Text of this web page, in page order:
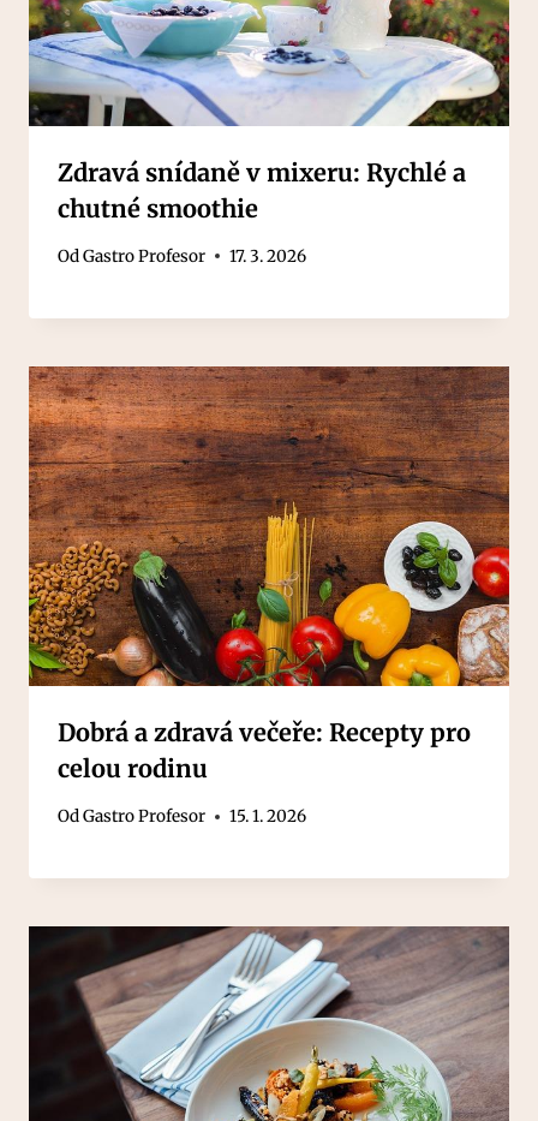
Zdravá snídaně v mixeru: Rychlé a
chutné smoothie
OdGastro Profesor 17. 3. 2026
Dobrá a zdravá večeře: Recepty pro
celou rodinu
OdGastro Profesor 15. 1. 2026